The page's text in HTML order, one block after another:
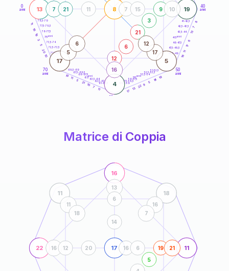
0
anni
40
anni
50
anni
60
70
anni
41-42,5
42,5-43,5
43,5-44
46-47,5
47,5-48,5
48,5-49
51-52,5
52,5-53,5
53,5-54
56-57,5
57,5-58,5
58,5-59
61-62,5
62,5-63,5
63,5-64
66-67,5
67,5-68,5
68,5-69
71-72,5
72,5-73,5
73,5-74
76-77,5
77,5-78,5
78,5-79 8
7
13
6
17
11
16
19
14
5
9
22
13
17
11
7
10
21
5
11
10
10
20
5
3
19
16
11
13 19
4
8
17 5
12
6
21
3
9
7 10
16
21 7 15
11
5
6
17
12
45anni
55anni
65anni
75anni
Matrice di Coppia
22
16
11
17
11 18
5
19
16
13
21
12
6
16 6
20
14
11
18
16
7